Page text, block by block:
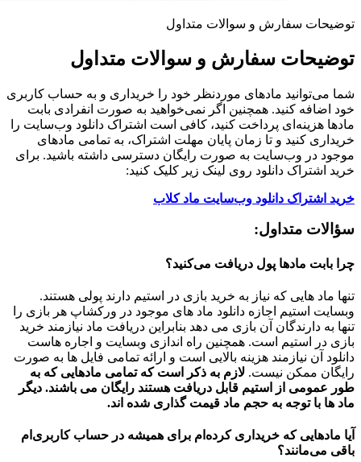
توضیحات سفارش و سوالات متداول
توضیحات سفارش و سوالات متداول
شما می‌توانید مادهای موردنظر خود را خریداری و به حساب کاربری
خود اضافه کنید. همچنین اگر نمی‌خواهید به صورت انفرادی بابت
مادها هزینه‌ای پرداخت کنید، کافی است اشتراک دانلود وب‌سایت را
خریداری کنید و تا زمان پایان مهلت اشتراک، به تمامی مادهای
موجود در وب‌سایت به صورت رایگان دسترسی داشته باشید. برای
خرید اشتراک دانلود روی لینک زیر کلیک کنید:
خرید اشتراک دانلود وب‌سایت ماد کلاب
سؤالات متداول:
چرا بابت مادها پول دریافت می‌کنید؟
تنها ماد هایی که نیاز به خرید بازی در استیم دارند پولی هستند.
وبسایت استیم اجازه دانلود ماد های موجود در ورکشاپ هر بازی را
تنها به دارندگان آن بازی می دهد بنابراین دریافت ماد نیازمند خرید
بازی در استیم است. همچنین راه اندازی وبسایت و اجاره هاست
دانلود آن نیازمند هزینه بالایی است و ارائه تمامی فایل ها به صورت
رایگان ممکن نیست. لازم به ذکر است که تمامی مادهایی که به
طور عمومی از استیم قابل دریافت هستند رایگان می باشند. دیگر
ماد ها با توجه به حجم ماد قیمت گذاری شده اند.
آیا مادهایی که خریداری کرده‌ام برای همیشه در حساب‌ کاربری‌ام
باقی می‌مانند؟